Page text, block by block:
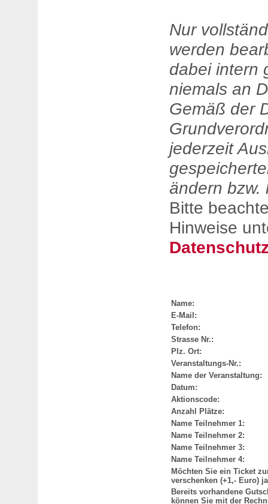
Nur
werden
dabei intern
niemals an
Gemäß der
jederzeit
ändern bzw.
Bitte
Hinweise
Name:
E-Mail:
Telefon:
Strasse Nr.:
Plz. Ort:
Veranstaltungs-Nr.:
Name der Veranstaltung:
Datum:
Aktionscode:
Anzahl Plätze:
Name Teilnehmer 1:
Name Teilnehmer 2:
Name Teilnehmer 3:
Name Teilnehmer 4:
Möchten Sie ein Ticket
verschenken (+1,- Euro)
Bereits vorhandene
können Sie mit der